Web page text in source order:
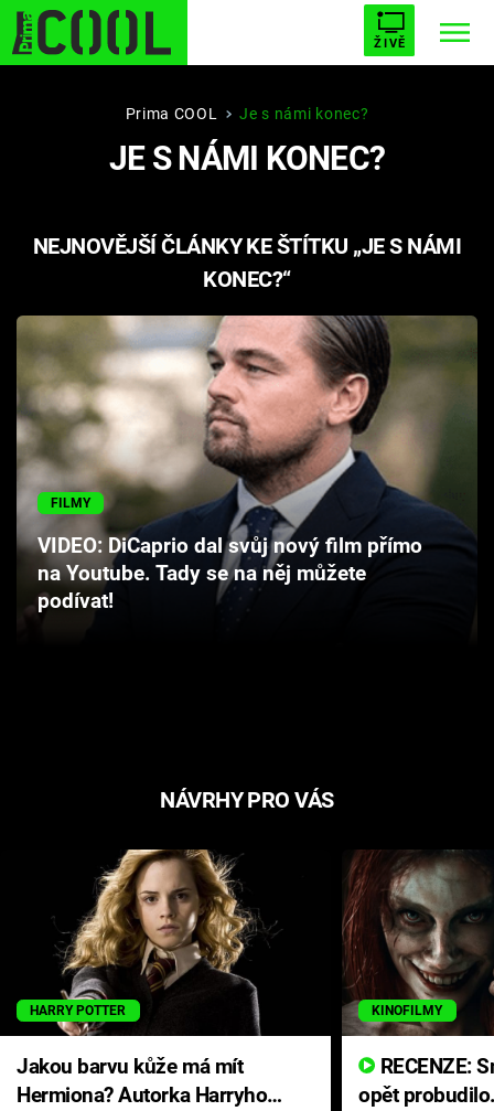
ŽIVĚ
STARHOUSE BUFFY, PŘEMOŽITELKA UPÍRŮ
PLNEJ KOTEL AVENGERS 5
Filmy
Seriály
Hry
Cool Esport
Pořady
Prima COOL Je s námi konec?
JE S NÁMI KONEC?
NEJNOVĚJŠÍ ČLÁNKY KE ŠTÍTKU „JE S NÁMI
KONEC?“
FILMY
VIDEO: DiCaprio dal svůj nový film přímo
na Youtube. Tady se na něj můžete
podívat!
NÁVRHY PRO VÁS
HARRY POTTER
Jakou barvu kůže má mít
Hermiona? Autorka Harryho
KINOFILMY
opět